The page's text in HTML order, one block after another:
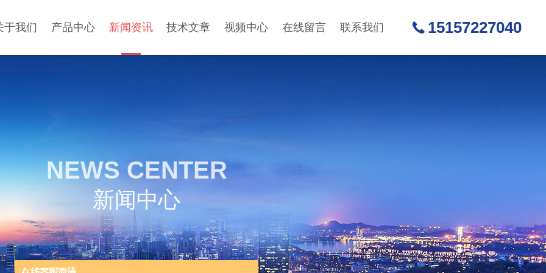
于我们 产品中心 新闻资讯 技术文章 视频中心 在线留言 联系我们 15157227040
NEWS CENTER
新闻中心